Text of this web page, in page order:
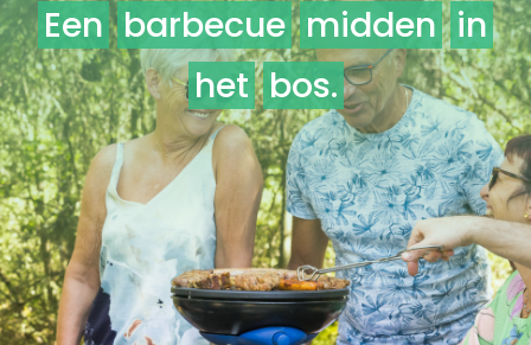
Een barbecue midden in
het bos.